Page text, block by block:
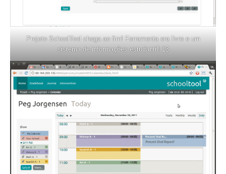
Projeto SchoolTool chega ao fim! Ferramenta era livre e um
sistema de informações estudantil! 13